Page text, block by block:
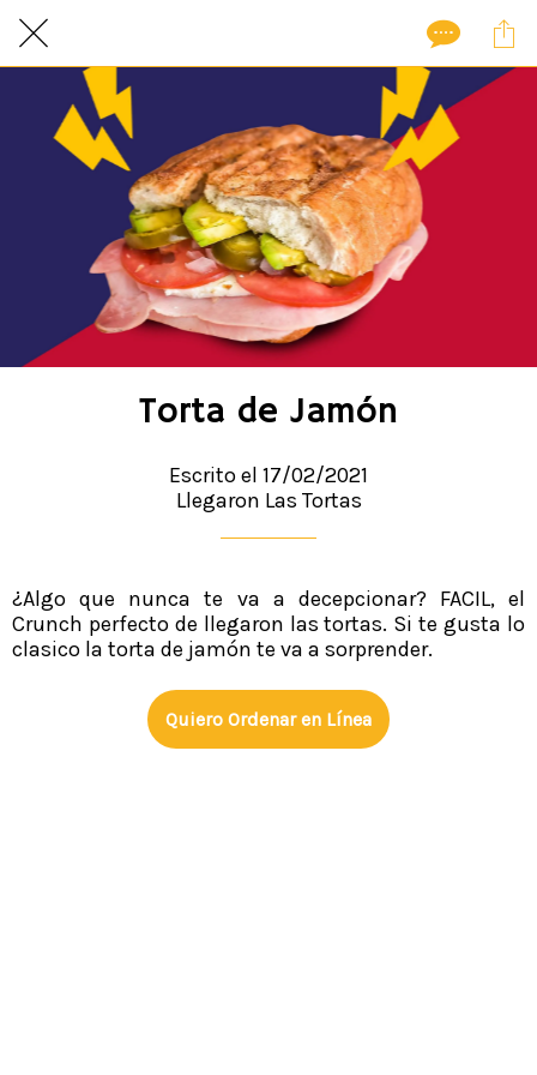
Torta de Jamón
Escrito el 17/02/2021
Llegaron Las Tortas
¿Algo que nunca te va a decepcionar? FACIL, el
Crunch perfecto de llegaron las tortas. Si te gusta lo
clasico la torta de jamón te va a sorprender.
Quiero Ordenar en Línea